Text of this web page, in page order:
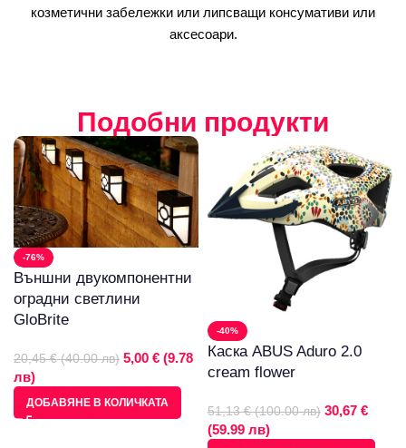
козметични забележки или липсващи консумативи или
аксесоари.
Подобни продукти
-76%
Външни двукомпонентни
оградни светлини
GloBrite
20,45 € (40.00 лв) 5,00 € (9.78
лв)
ДОБАВЯНЕ В КОЛИЧКАТА
-40%
Каска ABUS Aduro 2.0
cream flower
51,13 € (100.00 лв) 30,67 €
(59.99 лв)